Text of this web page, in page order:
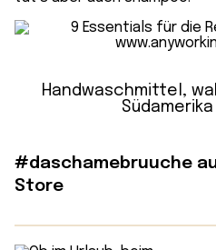
Handwaschmittel,
#daschamebruuche
Store